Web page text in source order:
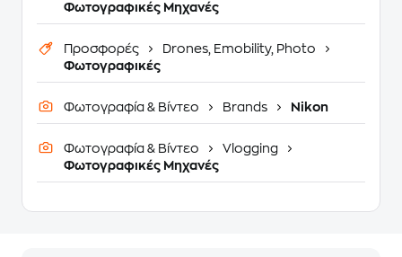
Φωτογραφικές Μηχανές
Προσφορές
Drones, Emobility, Photo
Φωτογραφικές
Φωτογραφία & Βίντεο Brands Nikon
Φωτογραφία & Βίντεο
Vlogging
Φωτογραφικές Μηχανές